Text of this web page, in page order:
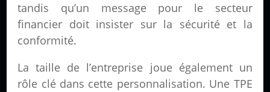
tandis qu’un message pour le secteur
financier doit insister sur la sécurité et la
conformité.
La taille de l’entreprise joue également un
rôle clé dans cette personnalisation. Une TPE